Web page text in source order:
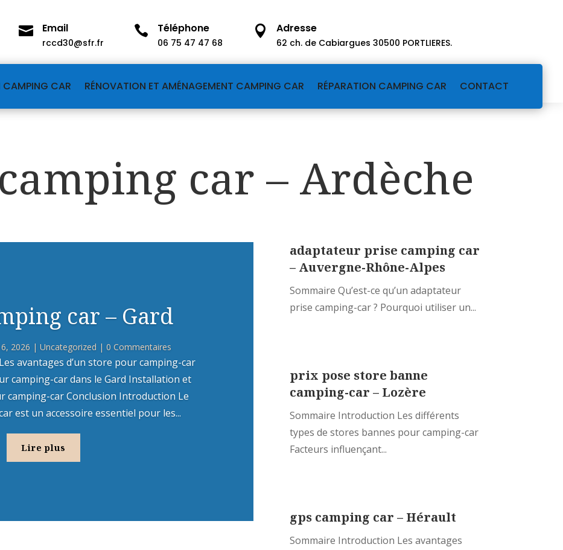
 Email
rccd30@sfr.fr
 Téléphone
06 75 47 47 68
 Adresse
62 ch. de Cabiargues 30500 PORTLIERES.
CAMPING CAR RÉNOVATION ET AMÉNAGEMENT CAMPING CAR RÉPARATION CAMPING CAR CONTACT
car – Ardèche
car – Gard
2026 | Uncategorized | 0 Commentaires
avantages d’un store pour camping-car
camping-car dans le Gard Installation et
camping-car Conclusion Introduction Le
est un accessoire essentiel pour les...
Lire plus
adaptateur prise camping car
– Auvergne-Rhône-Alpes
Sommaire Qu’est-ce qu’un adaptateur
prise camping-car ? Pourquoi utiliser un...
prix pose store banne
camping-car – Lozère
Sommaire Introduction Les différents
types de stores bannes pour camping-car
Facteurs influençant...
gps camping car – Hérault
Sommaire Introduction Les avantages